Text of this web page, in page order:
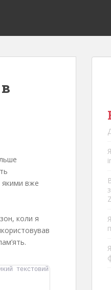
якими вже
коли я
текстовий